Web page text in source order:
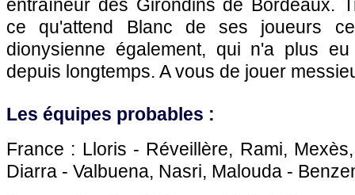
entraîneur des Girondins de Bordeaux.
ce qu'attend Blanc de ses joueurs
dionysienne également, qui n'a plus
depuis longtemps. A vous de jouer
Les équipes probables :
France : Lloris - Réveillère, Rami,
Diarra - Valbuena, Nasri, Malouda -